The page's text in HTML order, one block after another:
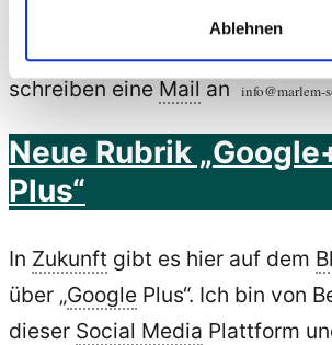
Ablehnen
„Accessibility/Barrierefreiheit“
rufen Sie mich an 07121/504458
schreiben eine Mail an info@marlem-
Neue Rubrik
Plus“
In Zukunft gibt es hier auf dem
über „Google Plus“. Ich bin von
dieser Social Media Plattform